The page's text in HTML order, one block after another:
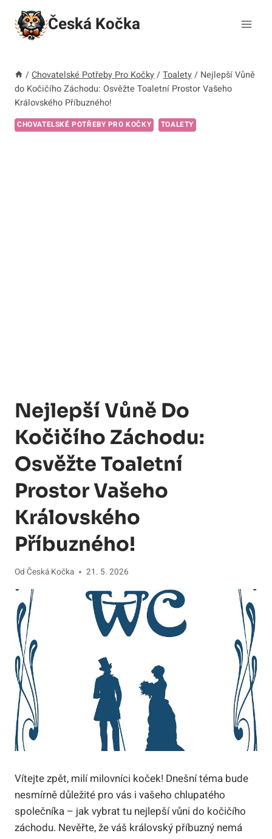
Přeskočit
obsah
Česká Kočka
/ Chovatelské Potřeby Pro Kočky / Toalety / Nejlepší Vůně
do Kočičího Záchodu: Osvěžte Toaletní Prostor Vašeho
Královského Příbuzného!
CHOVATELSKÉ POTŘEBY PRO KOČKY TOALETY
Nejlepší Vůně Do
Kočičího Záchodu:
Osvěžte Toaletní
Prostor Vašeho
Královského
Příbuzného!
Od Česká Kočka 21. 5. 2026
Vítejte zpět, milí milovníci koček! Dnešní téma bude
nesmírně důležité pro vás i vašeho chlupatého
společníka – jak vybrat tu nejlepší vůni do kočičího
záchodu. Nevěřte, že váš královský příbuzný nemá